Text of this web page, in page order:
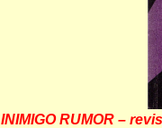
INIMIGO RUMOR –